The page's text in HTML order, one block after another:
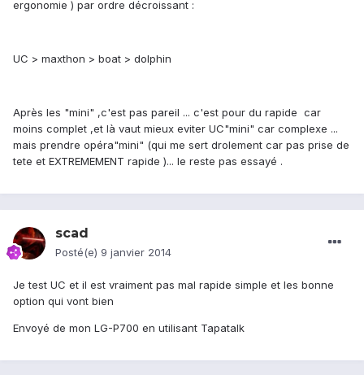
ergonomie ) par ordre décroissant :
UC > maxthon > boat > dolphin
Après les "mini" ,c'est pas pareil ... c'est pour du rapide car
moins complet ,et là vaut mieux eviter UC"mini" car complexe ...
mais prendre opéra"mini" (qui me sert drolement car pas prise de
tete et EXTREMEMENT rapide )... le reste pas essayé .
scad
Posté(e) 9 janvier 2014
Je test UC et il est vraiment pas mal rapide simple et les bonne
option qui vont bien
Envoyé de mon LG-P700 en utilisant Tapatalk